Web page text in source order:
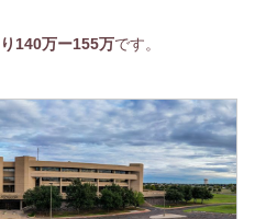
140万ー155万です。